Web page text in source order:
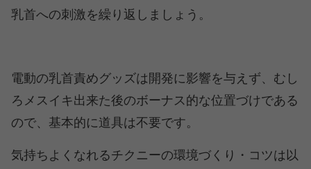
乳首への刺激を繰り返しましょう。
電動の乳首責めグッズは開発に影響を与えず、むし
ろメスイキ出来た後のボーナス的な位置づけである
ので、基本的に道具は不要です。
気持ちよくなれるチクニーの環境づくり・コツは以